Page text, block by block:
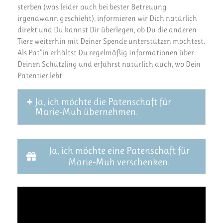
sterben (was leider auch bei bester Betreuung
irgendwann geschieht), informieren wir Dich natürlich
direkt und Du kannst Dir überlegen, ob Du die anderen
Tiere weiterhin mit Deiner Spende unterstützen möchtest.
Als Pat*in erhältst Du regelmäßig Informationen über
Deinen Schützling und erfährst natürlich auch, wo Dein
Patentier lebt.
Ja, ich möchte die Patenschaft für
Marie-Muh übernehmen.
Ja, ich möchte eine Patenschaft für
Marie-Muh verschenken.